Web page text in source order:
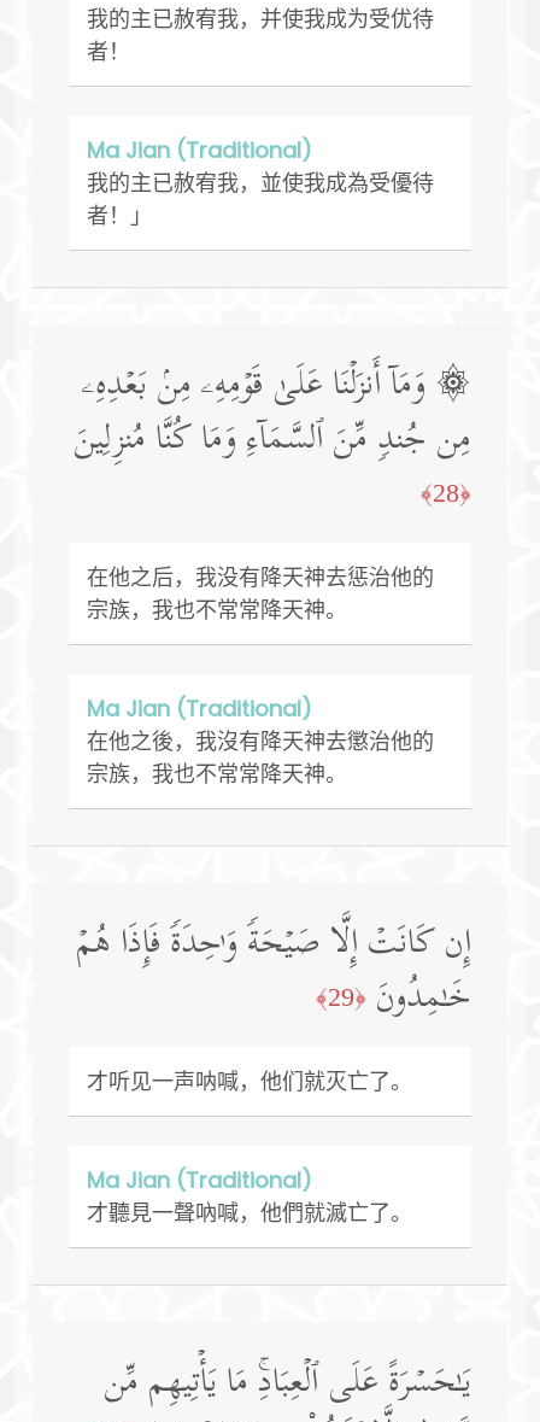
我的主已赦宥我，并使我成为受优待
者！
Ma Jian (Traditional)
我的主已赦宥我，並使我成為受優待
者！」
۞ وَمَاۤ أَنزَلۡنَا عَلَىٰ قَوۡمِهِۦ مِنۢ بَعۡدِهِۦ
مِن جُندࣲ مِّنَ ٱلسَّمَاۤءِ وَمَا كُنَّا مُنزِلِینَ
﴿28﴾
在他之后，我没有降天神去惩治他的
宗族，我也不常常降天神。
Ma Jian (Traditional)
在他之後，我沒有降天神去懲治他的
宗族，我也不常常降天神。
إِن كَانَتۡ إِلَّا صَیۡحَةࣰ وَ ٰ⁠حِدَةࣰ فَإِذَا هُمۡ
خَـٰمِدُونَ ﴿29﴾
才听见一声呐喊，他们就灭亡了。
Ma Jian (Traditional)
才聽見一聲吶喊，他們就滅亡了。
یَـٰحَسۡرَةً عَلَى ٱلۡعِبَادِۚ مَا یَأۡتِیهِم مِّن